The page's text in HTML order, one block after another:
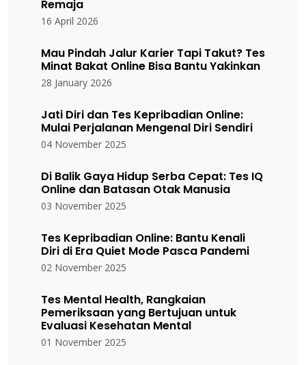
Remaja
16 April 2026
Mau Pindah Jalur Karier Tapi Takut? Tes
Minat Bakat Online Bisa Bantu Yakinkan
28 January 2026
Jati Diri dan Tes Kepribadian Online:
Mulai Perjalanan Mengenal Diri Sendiri
04 November 2025
Di Balik Gaya Hidup Serba Cepat: Tes IQ
Online dan Batasan Otak Manusia
03 November 2025
Tes Kepribadian Online: Bantu Kenali
Diri di Era Quiet Mode Pasca Pandemi
02 November 2025
Tes Mental Health, Rangkaian
Pemeriksaan yang Bertujuan untuk
Evaluasi Kesehatan Mental
01 November 2025